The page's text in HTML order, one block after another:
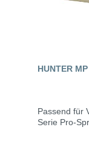
HUNTER
Passend für
Serie Pro-